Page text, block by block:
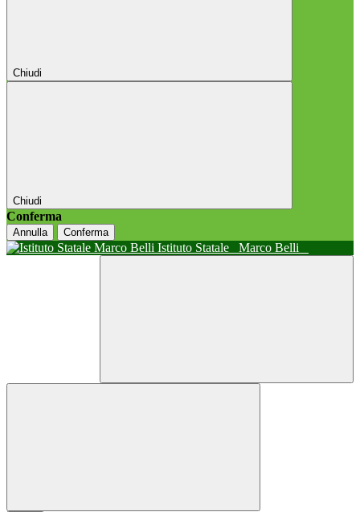
Chiudi
Chiudi
Conferma
Annulla Conferma
Istituto Statale Marco Belli